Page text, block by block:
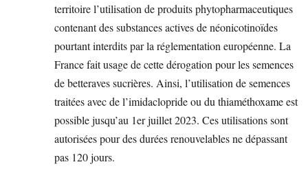
territoire l’utilisation de produits phytopharmaceutiques
contenant des substances actives de néonicotinoïdes
pourtant interdits par la réglementation européenne. La
France fait usage de cette dérogation pour les semences
de betteraves sucrières. Ainsi, l’utilisation de semences
traitées avec de l’imidaclopride ou du thiaméthoxame est
possible jusqu’au 1er juillet 2023. Ces utilisations sont
autorisées pour des durées renouvelables ne dépassant
pas 120 jours.